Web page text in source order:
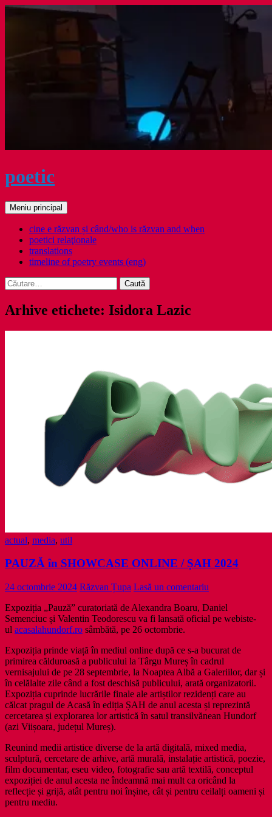
poetic
Caută
Meniu principal
cine e răzvan și când/who is răzvan and when
poetici relaţionale
translations
timeline of poetry events (eng)
Caută
după:
Arhive etichete: Isidora Lazic
actual, media, util
PAUZĂ în SHOWCASE ONLINE / ȘAH 2024
24 octombrie 2024 Răzvan Țupa Lasă un comentariu
Expoziția „Pauză” curatoriată de Alexandra Boaru, Daniel
Semenciuc și Valentin Teodorescu va fi lansată oficial pe webiste-
ul acasalahundorf.ro sâmbătă, pe 26 octombrie.
Expoziția prinde viață în mediul online după ce s-a bucurat de
primirea călduroasă a publicului la Târgu Mureș în cadrul
vernisajului de pe 28 septembrie, la Noaptea Albă a Galeriilor, dar și
în celălalte zile când a fost deschisă publicului, arată organizatorii.
Expoziția cuprinde lucrările finale ale artiștilor rezidenți care au
călcat pragul de Acasă în ediția ȘAH de anul acesta și reprezintă
cercetarea și explorarea lor artistică în satul transilvănean Hundorf
(azi Viișoara, județul Mureș).
Reunind medii artistice diverse de la artă digitală, mixed media,
sculptură, cercetare de arhive, artă murală, instalație artistică, poezie,
film documentar, eseu video, fotografie sau artă textilă, conceptul
expoziției de anul acesta ne îndeamnă mai mult ca oricând la
reflecție și grijă, atât pentru noi înșine, cât și pentru ceilalți oameni și
pentru mediu.